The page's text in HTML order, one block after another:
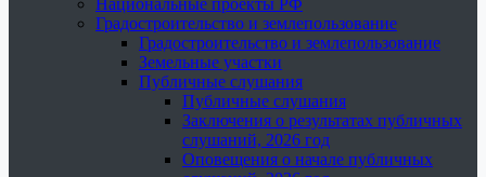
Национальные проекты РФ
Градостроительство и землепользование
Градостроительство и землепользование
Земельные участки
Публичные слушания
Публичные слушания
Заключения о результатах публичных
слушаний, 2026 год
Оповещения о начале публичных